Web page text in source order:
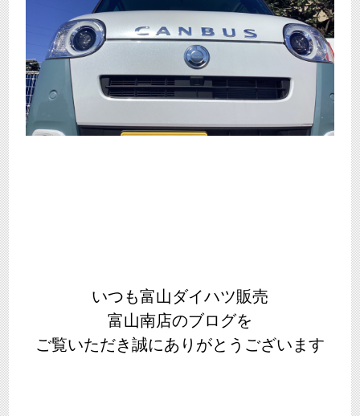
いつも富山ダイハツ販売
富山南店のブログを
ご覧いただき誠にありがとうございます